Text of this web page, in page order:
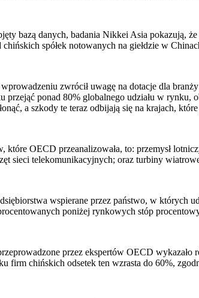
bazą danych, badania Nikkei Asia pokazują,
spółek notowanych na giełdzie w
zwrócił uwagę na dotacje dla
ponad 80% globalnego udziału w rynku,
a szkody te teraz odbijają się na krajach,
które OECD przeanalizowała, to: przemysł
sieci telekomunikacyjnych; oraz turbiny
wspierane przez państwo, w których
poniżej rynkowych stóp
przez ekspertów OECD
firm chińskich odsetek ten wzrasta do 60%,